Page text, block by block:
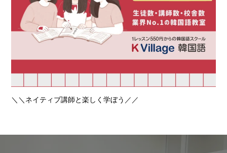
＼＼ネイティブ講師と楽しく学ぼう／／